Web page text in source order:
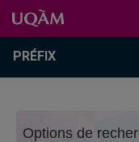
Passer au contenu
Accéder au menu principal
Accéder à la recherche
Passer au contenu
Accéder au menu principal
PRÉFIX
Options de